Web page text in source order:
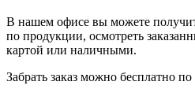
В нашем офисе вы можете
по продукции, осмотреть
картой или наличными.
Забрать заказ можно бесплатно по